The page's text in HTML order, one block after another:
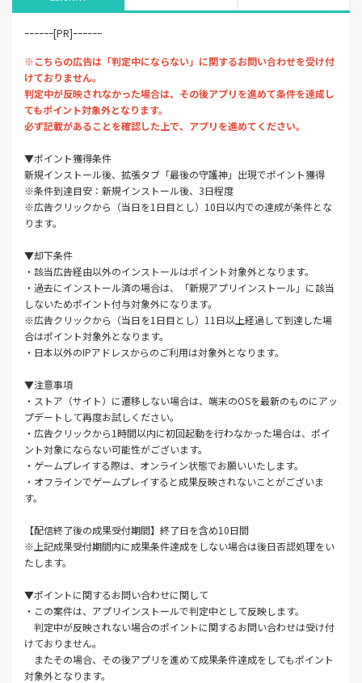
ｰｰｰｰｰｰ[PR]ｰｰｰｰｰｰ
※こちらの広告は「判定中にならない」に関するお問い合わせを受け付
けておりません。
判定中が反映されなかった場合は、その後アプリを進めて条件を達成し
てもポイント対象外となります。
必ず記載があることを確認した上で、アプリを進めてください。
▼ポイント獲得条件
新規インストール後、拡張タブ「最後の守護神」出現でポイント獲得
※条件到達目安：新規インストール後、3日程度
※広告クリックから（当日を1日目とし）10日以内での達成が条件とな
ります。
▼却下条件
・該当広告経由以外のインストールはポイント対象外となります。
・過去にインストール済の場合は、「新規アプリインストール」に該当
しないためポイント付与対象外になります。
※広告クリックから（当日を1日目とし）11日以上経過して到達した場
合はポイント対象外となります。
・日本以外のIPアドレスからのご利用は対象外となります。
▼注意事項
・ストア（サイト）に遷移しない場合は、端末のOSを最新のものにアッ
プデートして再度お試しください。
・広告クリックから1時間以内に初回起動を行わなかった場合は、ポイ
ント対象にならない可能性がございます。
・ゲームプレイする際は、オンライン状態でお願いいたします。
・オフラインでゲームプレイすると成果反映されないことがございま
す。
【配信終了後の成果受付期間】終了日を含め10日間
※上記成果受付期間内に成果条件達成をしない場合は後日否認処理をい
たします。
▼ポイントに関するお問い合わせに関して
・この案件は、アプリインストールで判定中として反映します。
判定中が反映されない場合のポイントに関するお問い合わせは受け付
けておりません。
またその場合、その後アプリを進めて成果条件達成をしてもポイント
対象外となります。